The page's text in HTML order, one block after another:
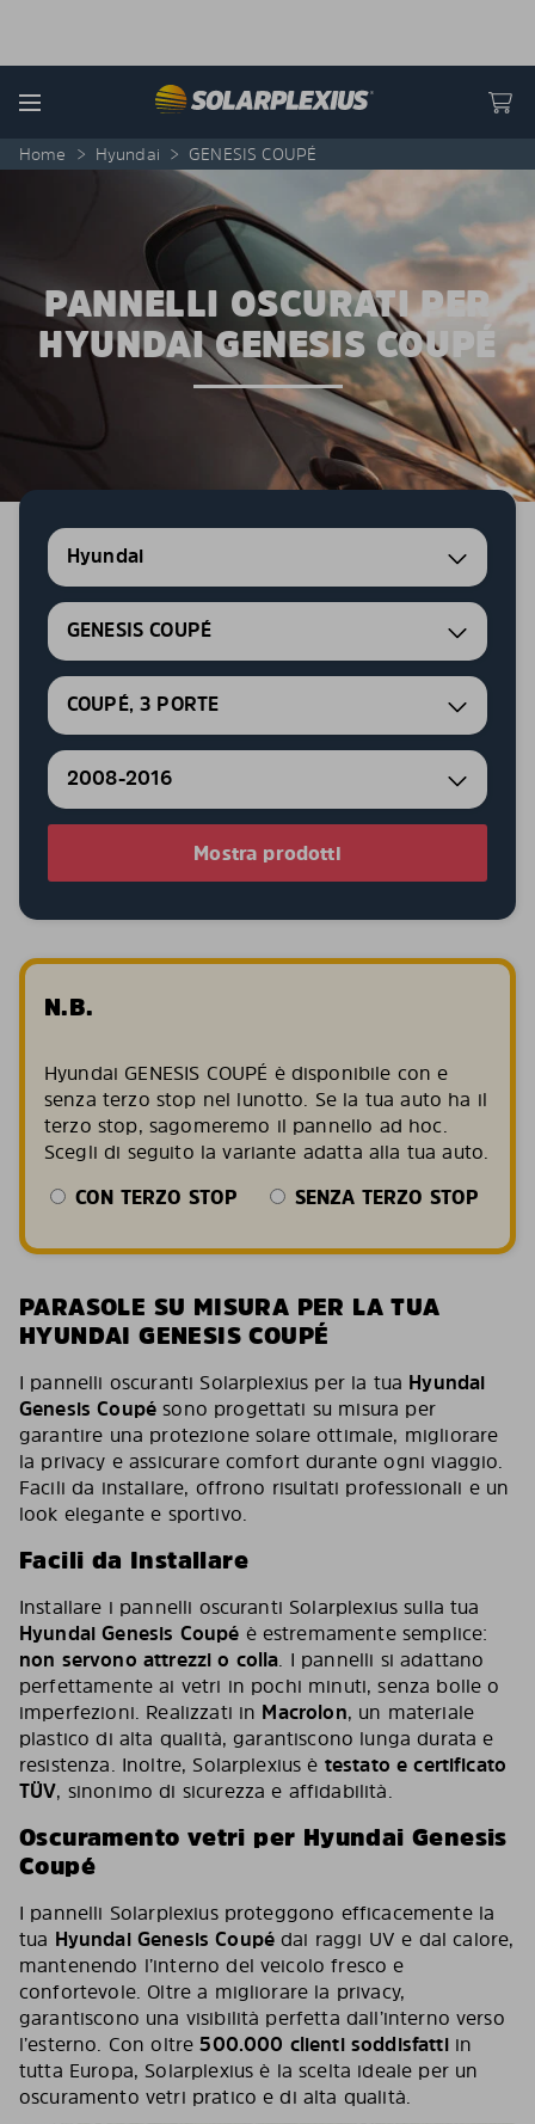
Menu
Home > Hyundai > GENESIS COUPÉ
PANNELLI OSCURATI PER
HYUNDAI GENESIS COUPÉ
Hyundai
GENESIS COUPÉ
COUPÉ, 3 PORTE
2008-2016
Mostra prodotti
N.B.
Hyundai GENESIS COUPÉ è disponibile con e
senza terzo stop nel lunotto. Se la tua auto ha il
terzo stop, sagomeremo il pannello ad hoc.
Scegli di seguito la variante adatta alla tua auto.
CON TERZO STOP
SENZA TERZO STOP
PARASOLE SU MISURA PER LA TUA
HYUNDAI GENESIS COUPÉ
I pannelli oscuranti Solarplexius per la tua Hyundai
Genesis Coupé sono progettati su misura per
garantire una protezione solare ottimale, migliorare
la privacy e assicurare comfort durante ogni viaggio.
Facili da installare, offrono risultati professionali e un
look elegante e sportivo.
Facili da Installare
Installare i pannelli oscuranti Solarplexius sulla tua
Hyundai Genesis Coupé è estremamente semplice:
non servono attrezzi o colla. I pannelli si adattano
perfettamente ai vetri in pochi minuti, senza bolle o
imperfezioni. Realizzati in Macrolon, un materiale
plastico di alta qualità, garantiscono lunga durata e
resistenza. Inoltre, Solarplexius è testato e certificato
TÜV, sinonimo di sicurezza e affidabilità.
Oscuramento vetri per Hyundai Genesis
Coupé
I pannelli Solarplexius proteggono efficacemente la
tua Hyundai Genesis Coupé dai raggi UV e dal calore,
mantenendo l’interno del veicolo fresco e
confortevole. Oltre a migliorare la privacy,
garantiscono una visibilità perfetta dall’interno verso
l’esterno. Con oltre500.000 clienti soddisfattiin
tutta Europa, Solarplexius è la scelta ideale per un
oscuramento vetri pratico e di alta qualità.